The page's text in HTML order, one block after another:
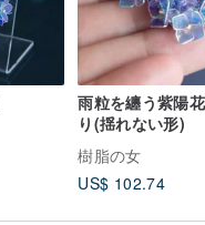
雨粒を纏う紫陽
り(揺れない形)
樹脂の女
US$ 102.74